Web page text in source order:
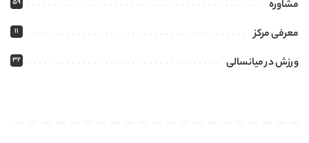
مشاوره 59
معرفی مرکز 11
ورزش در میانسالی 32